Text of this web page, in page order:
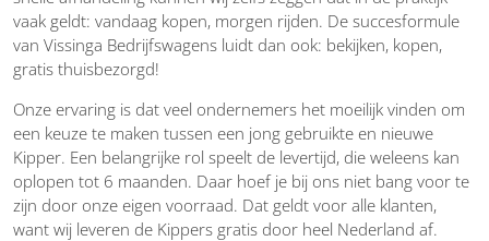
vaak geldt: vandaag kopen, morgen rijden. De succesformule
van Vissinga Bedrijfswagens luidt dan ook: bekijken, kopen,
gratis thuisbezorgd!
Onze ervaring is dat veel ondernemers het moeilijk vinden om
een keuze te maken tussen een jong gebruikte en nieuwe
Kipper. Een belangrijke rol speelt de levertijd, die weleens kan
oplopen tot 6 maanden. Daar hoef je bij ons niet bang voor te
zijn door onze eigen voorraad. Dat geldt voor alle klanten,
want wij leveren de Kippers gratis door heel Nederland af.